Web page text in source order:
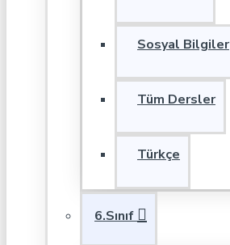
Sosyal Bilgiler
Tüm Dersler
Türkçe
6.Sınıf